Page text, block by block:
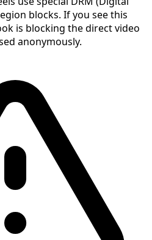
blocks. If you see this
is blocking the direct video
anonymously.